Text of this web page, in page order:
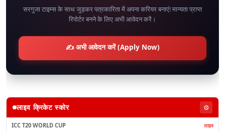
सरगुजा टाइम्स के साथ जुड़कर पत्रकारिता में अपना करियर बनाएं! मान्यता प्राप्त
रिपोर्टर बनने के लिए अभी आवेदन करें।
✍️ अभी आवेदन करें (Apply Now)
लाइव क्रिकेट स्कोर ⚙️
ICC T20 WORLD CUP लाइव